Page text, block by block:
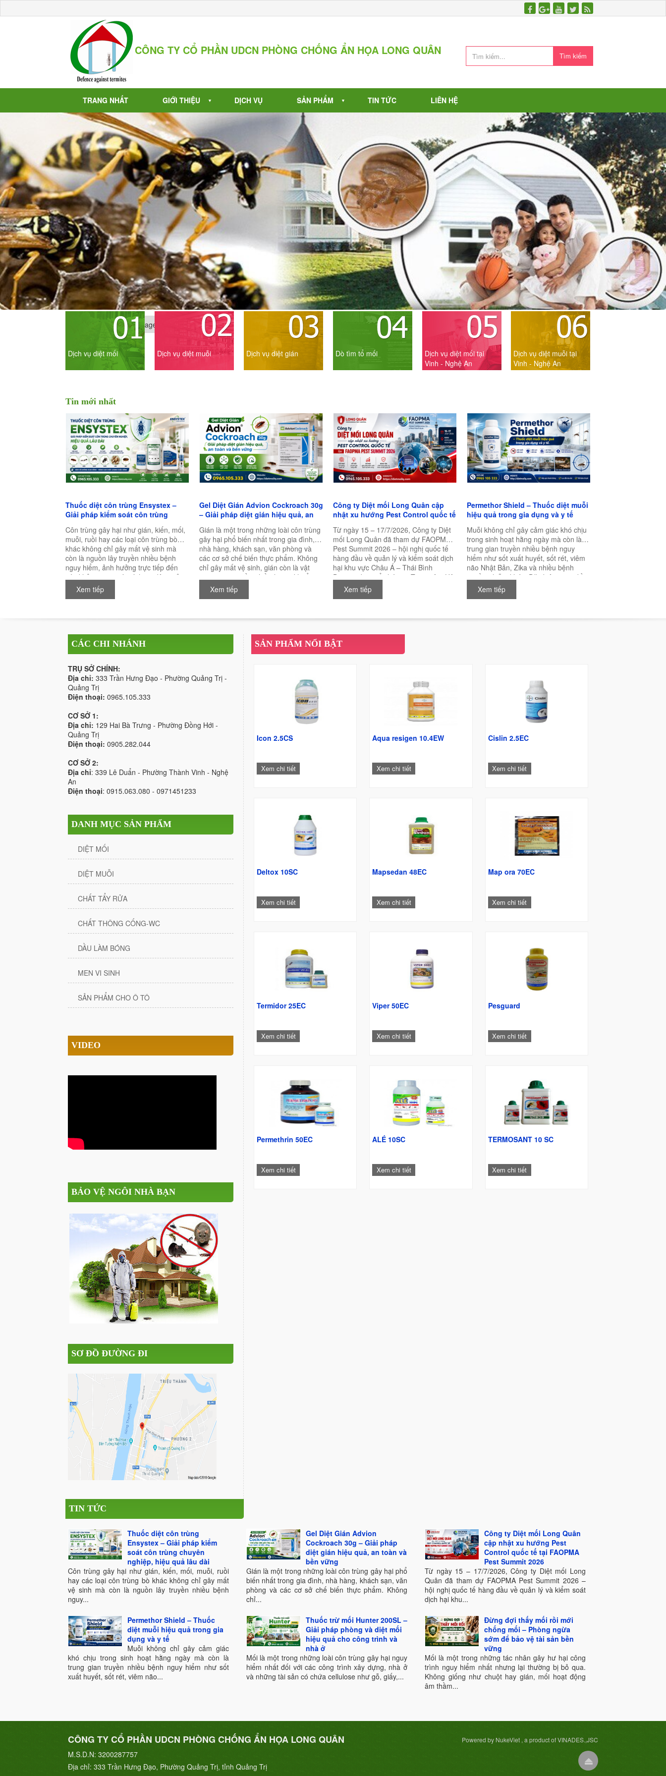
CÔNG TY CỔ PHẦN UDCN PHÒNG CHỐNG ẨN HỌA LONG QUÂN Tìm kiếm
TRANG NHẤT GIỚI THIỆU ▼ DỊCH VỤ SẢN PHẨM ▼ TIN TỨC LIÊN HỆ
Trang nhất Page
Dịch vụ diệt mối Dịch vụ diệt muỗi Dịch vụ diệt gián Dò tìm tổ mối
Dịch vụ diệt mối tại
Vinh - Nghệ An
Dịch vụ diệt muỗi tại
Vinh - Nghệ An
Tin mới nhất
Thuốc diệt côn trùng Ensystex –
Giải pháp kiểm soát côn trùng
chuyên nghiệp, hiệu quả lâu dài
Côn trùng gây hại như gián, kiến, mối,
muỗi, ruồi hay các loại côn trùng bò
khác không chỉ gây mất vệ sinh mà
còn là nguồn lây truyền nhiều bệnh
nguy hiểm, ảnh hưởng trực tiếp đến
sức khỏe con người và hoạt động sản
xuất kinh doanh. Chính vì vậy, việc lựa
chọn một loại thuốc diệt côn trùng chất
Xem tiếp
Gel Diệt Gián Advion Cockroach 30g
– Giải pháp diệt gián hiệu quả, an
Gián là một trong những loài côn trùng
gây hại phổ biến nhất trong gia đình,
nhà hàng, khách sạn, văn phòng và
các cơ sở chế biến thực phẩm. Không
chỉ gây mất vệ sinh, gián còn là vật
trung gian truyền nhiều loại vi khuẩn,
nấm mốc và mầm bệnh nguy hiểm cho
con người. Chính vì vậy, việc lựa chọn
Xem tiếp
Công ty Diệt mối Long Quân cập
nhật xu hướng Pest Control quốc tế
Từ ngày 15 – 17/7/2026, Công ty Diệt
mối Long Quân đã tham dự FAOPMA
Pest Summit 2026 – hội nghị quốc tế
hàng đầu về quản lý và kiểm soát dịch
hại khu vực Châu Á – Thái Bình
Dương, được tổ chức tại Trung tâm Hội
nghị Quốc tế New Zealand (NZICC),
Auckland, New Zealand.
Xem tiếp
Permethor Shield – Thuốc diệt muỗi
hiệu quả trong gia dụng và y tế
Muỗi không chỉ gây cảm giác khó chịu
trong sinh hoạt hằng ngày mà còn là
trung gian truyền nhiều bệnh nguy
hiểm như sốt xuất huyết, sốt rét, viêm
não Nhật Bản, Zika và nhiều bệnh
truyền nhiễm khác. Đặc biệt trong điều
kiện khí hậu nóng ẩm của Việt Nam,
muỗi có thể sinh sản quanh năm, khiến
Xem tiếp
SẢN PHẨM NỔI BẬT
Icon 2.5CS
Xem chi tiết
Aqua resigen 10.4EW
Xem chi tiết
Cislin 2.5EC
Xem chi tiết
Deltox 10SC
Xem chi tiết
Mapsedan 48EC
Xem chi tiết
Map ora 70EC
Xem chi tiết
Termidor 25EC
Xem chi tiết
Viper 50EC
Xem chi tiết
Pesguard
Xem chi tiết
Permethrin 50EC
Xem chi tiết
ALÉ 10SC
Xem chi tiết
TERMOSANT 10 SC
Xem chi tiết
CÁC CHI NHÁNH
TRỤ SỞ CHÍNH:
Địa chỉ: 333 Trần Hưng Đạo - Phường Quảng Trị -
Quảng Trị
Điện thoại: 0965.105.333
CƠ SỞ 1:
Địa chỉ: 129 Hai Bà Trưng - Phường Đồng Hới -
Quảng Trị
Điện thoại: 0905.282.044
CƠ SỞ 2:
Địa chỉ: 339 Lê Duẩn - Phường Thành Vinh - Nghệ
An
Điện thoại: 0915.063.080 - 0971451233
DANH MỤC SẢN PHẨM
DIỆT MỐI
DIỆT MUỖI
CHẤT TẨY RỬA
CHẤT THÔNG CỐNG-WC
DẦU LÀM BÓNG
MEN VI SINH
SẢN PHẨM CHO Ô TÔ
VIDEO
BẢO VỆ NGÔI NHÀ BẠN
SƠ ĐỒ ĐƯỜNG ĐI
TIN TỨC
Thuốc diệt côn trùng
Ensystex – Giải pháp kiểm
soát côn trùng chuyên
nghiệp, hiệu quả lâu dài
Côn trùng gây hại như gián, kiến, mối, muỗi, ruồi
hay các loại côn trùng bò khác không chỉ gây mất
vệ sinh mà còn là nguồn lây truyền nhiều bệnh
nguy...
Gel Diệt Gián Advion
Cockroach 30g – Giải pháp
diệt gián hiệu quả, an toàn và
bền vững
Gián là một trong những loài côn trùng gây hại phổ
biến nhất trong gia đình, nhà hàng, khách sạn, văn
phòng và các cơ sở chế biến thực phẩm. Không
chỉ...
Công ty Diệt mối Long Quân
cập nhật xu hướng Pest
Control quốc tế tại FAOPMA
Pest Summit 2026
Từ ngày 15 – 17/7/2026, Công ty Diệt mối Long
Quân đã tham dự FAOPMA Pest Summit 2026 –
hội nghị quốc tế hàng đầu về quản lý và kiểm soát
dịch hại khu...
Permethor Shield – Thuốc
diệt muỗi hiệu quả trong gia
dụng và y tế
Muỗi không chỉ gây cảm giác
khó chịu trong sinh hoạt hằng ngày mà còn là
trung gian truyền nhiều bệnh nguy hiểm như sốt
xuất huyết, sốt rét, viêm não...
Thuốc trừ mối Hunter 200SL –
Giải pháp phòng và diệt mối
hiệu quả cho công trình và
nhà ở
Mối là một trong những loài côn trùng gây hại nguy
hiểm nhất đối với các công trình xây dựng, nhà ở
và những tài sản có chứa cellulose như gỗ, giấy,...
Đừng đợi thấy mối rồi mới
chống mối – Phòng ngừa
sớm để bảo vệ tài sản bền
vững
Mối là một trong những tác nhân gây hư hại công
trình nguy hiểm nhất nhưng lại thường bị bỏ qua.
Không giống như chuột hay gián, mối hoạt động
âm thầm...
CÔNG TY CỔ PHẦN UDCN PHÒNG CHỐNG ẨN HỌA LONG QUÂN
M.S.D.N: 3200287757
Địa chỉ: 333 Trần Hưng Đạo, Phường Quảng Trị, tỉnh Quảng Trị
Powered by NukeViet , a product of VINADES.,JSC